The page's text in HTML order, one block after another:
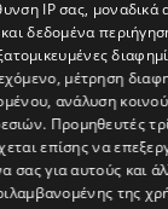
IP σας, μοναδικά
και δεδομένα
μέτρηση
ανάλυση
Προμηθευτές
επίσης να
σας για αυτούς και
της